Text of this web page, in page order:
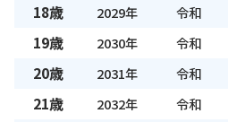
18歳 2029年 令和
19歳 2030年 令和
20歳 2031年 令和
21歳 2032年 令和